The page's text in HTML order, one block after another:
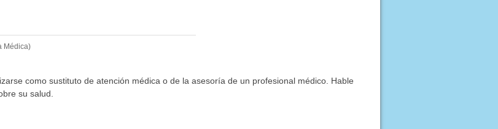
Médica)
como sustituto de atención médica o de la asesoría de un profesional médico. Hable
su salud.